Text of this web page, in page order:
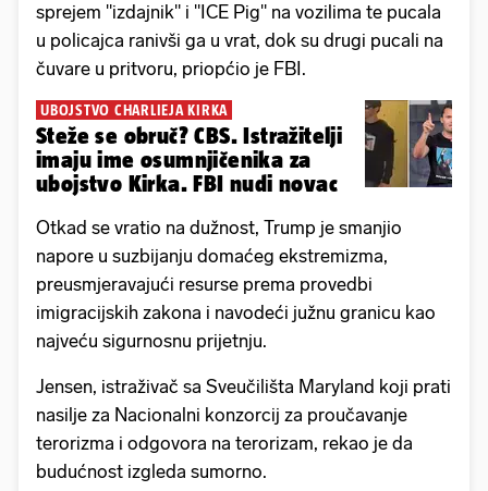
sprejem "izdajnik" i "ICE Pig" na vozilima te pucala
u policajca ranivši ga u vrat, dok su drugi pucali na
čuvare u pritvoru, priopćio je FBI.
UBOJSTVO CHARLIEJA KIRKA
Steže se obruč? CBS. Istražitelji
imaju ime osumnjičenika za
ubojstvo Kirka. FBI nudi novac
Otkad se vratio na dužnost, Trump je smanjio
napore u suzbijanju domaćeg ekstremizma,
preusmjeravajući resurse prema provedbi
imigracijskih zakona i navodeći južnu granicu kao
najveću sigurnosnu prijetnju.
Jensen, istraživač sa Sveučilišta Maryland koji prati
nasilje za Nacionalni konzorcij za proučavanje
terorizma i odgovora na terorizam, rekao je da
budućnost izgleda sumorno.